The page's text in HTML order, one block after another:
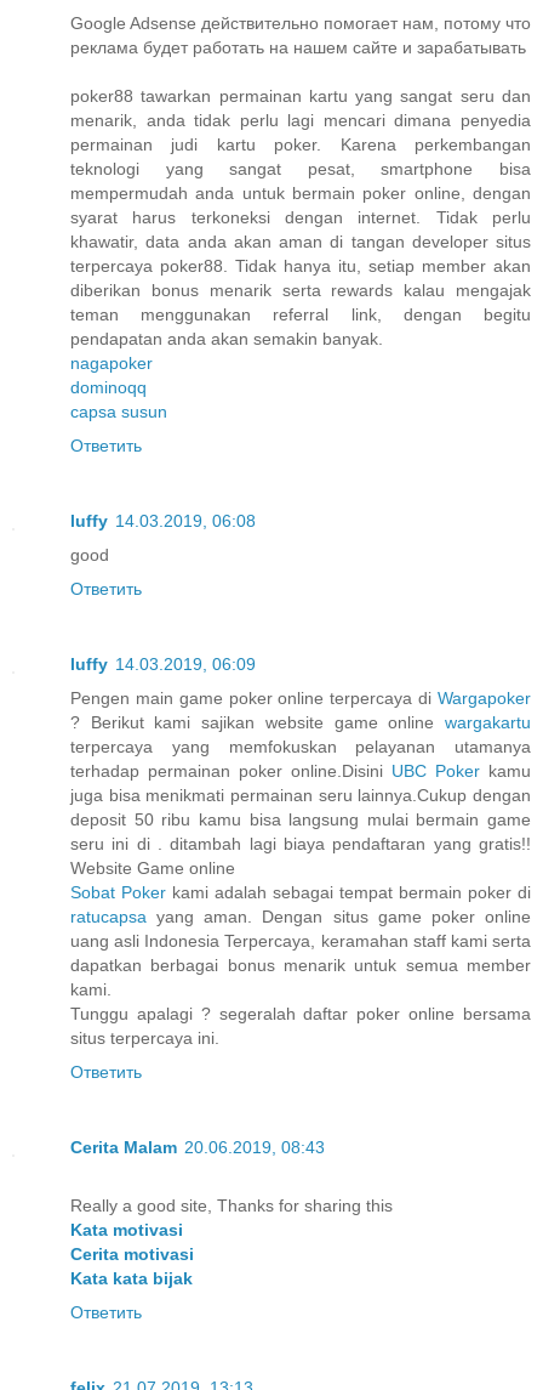
Google Adsense действительно помогает нам, потому что
реклама будет работать на нашем сайте и зарабатывать
poker88 tawarkan permainan kartu yang sangat seru dan
menarik, anda tidak perlu lagi mencari dimana penyedia
permainan judi kartu poker. Karena perkembangan
teknologi yang sangat pesat, smartphone bisa
mempermudah anda untuk bermain poker online, dengan
syarat harus terkoneksi dengan internet. Tidak perlu
khawatir, data anda akan aman di tangan developer situs
terpercaya poker88. Tidak hanya itu, setiap member akan
diberikan bonus menarik serta rewards kalau mengajak
teman menggunakan referral link, dengan begitu
pendapatan anda akan semakin banyak.
nagapoker
dominoqq
capsa susun
Ответить
luffy 14.03.2019, 06:08
good
Ответить
luffy 14.03.2019, 06:09
Pengen main game poker online terpercaya di Wargapoker
? Berikut kami sajikan website game online wargakartu
terpercaya yang memfokuskan pelayanan utamanya
terhadap permainan poker online.Disini UBC Poker kamu
juga bisa menikmati permainan seru lainnya.Cukup dengan
deposit 50 ribu kamu bisa langsung mulai bermain game
seru ini di . ditambah lagi biaya pendaftaran yang gratis!!
Website Game online
Sobat Poker kami adalah sebagai tempat bermain poker di
ratucapsa yang aman. Dengan situs game poker online
uang asli Indonesia Terpercaya, keramahan staff kami serta
dapatkan berbagai bonus menarik untuk semua member
kami.
Tunggu apalagi ? segeralah daftar poker online bersama
situs terpercaya ini.
Ответить
Cerita Malam 20.06.2019, 08:43
Really a good site, Thanks for sharing this
Kata motivasi
Cerita motivasi
Kata kata bijak
Ответить